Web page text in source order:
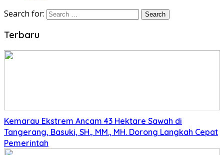
Search for:
Terbaru
Kemarau Ekstrem Ancam 43 Hektare Sawah di
Tangerang, Basuki, SH., MM., MH. Dorong Langkah Cepat
Pemerintah